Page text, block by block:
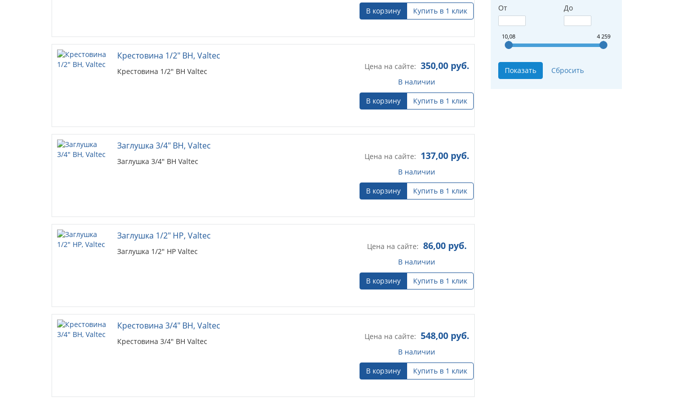
От До
10,08 4 259
В корзину
Купить в 1 клик
Крестовина 1/2" ВН, Valtec
Крестовина 1/2" ВН Valtec
Цена на сайте: 350,00руб.
В наличии
В корзину
Купить в 1 клик
Заглушка 3/4" ВН, Valtec
Заглушка 3/4" ВН Valtec
Цена на сайте: 137,00руб.
В наличии
В корзину
Купить в 1 клик
Заглушка 1/2" НР, Valtec
Заглушка 1/2" НР Valtec
Цена на сайте: 86,00руб.
В наличии
В корзину
Купить в 1 клик
Крестовина 3/4" ВН, Valtec
Крестовина 3/4" ВН Valtec
Цена на сайте: 548,00руб.
В наличии
В корзину
Купить в 1 клик